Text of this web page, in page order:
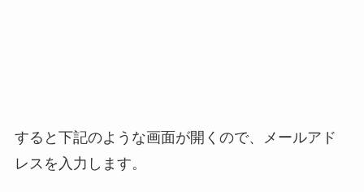
すると下記のような画面が開くので、メールアド
レスを入力します。